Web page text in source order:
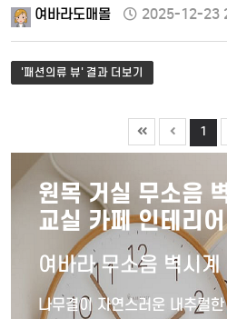
여바라도매몰 2025-12-23
'패션의류 뷰' 결과 더보기
1
원목 거실 무소음
교실 카페 인테리
여바라 무소음 벽시계
나무결이 자연스러운 내추럴